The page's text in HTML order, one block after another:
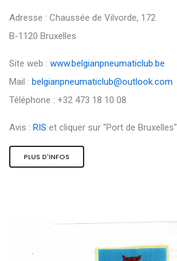
Adresse : Chaussée de Vilvorde, 172
B-1120 Bruxelles
Site web : www.belgianpneumaticlub.be
Mail : belgianpneumaticlub@outlook.com
Téléphone : +32 473 18 10 08
Avis : RIS et cliquer sur "Port de Bruxelles"
PLUS D'INFOS